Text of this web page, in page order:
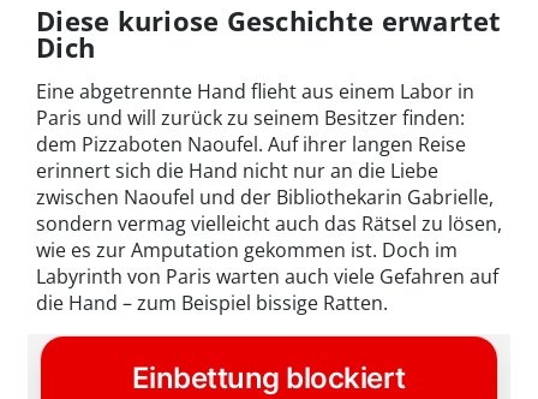
Diese kuriose Geschichte erwartet
Dich
Eine abgetrennte Hand flieht aus einem Labor in
Paris und will zurück zu seinem Besitzer finden:
dem Pizzaboten Naoufel. Auf ihrer langen Reise
erinnert sich die Hand nicht nur an die Liebe
zwischen Naoufel und der Bibliothekarin Gabrielle,
sondern vermag vielleicht auch das Rätsel zu lösen,
wie es zur Amputation gekommen ist. Doch im
Labyrinth von Paris warten auch viele Gefahren auf
die Hand – zum Beispiel bissige Ratten.